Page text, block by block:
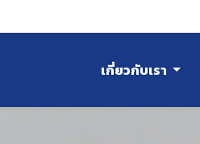
เกี่ยวกับเรา